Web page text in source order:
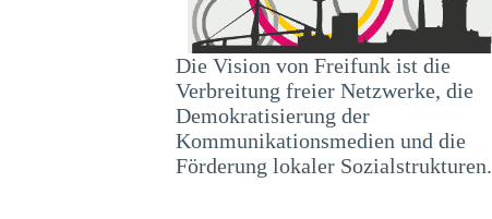
Die Vision von Freifunk ist die
Verbreitung freier Netzwerke, die
Demokratisierung der
Kommunikationsmedien und die
Förderung lokaler Sozialstrukturen.